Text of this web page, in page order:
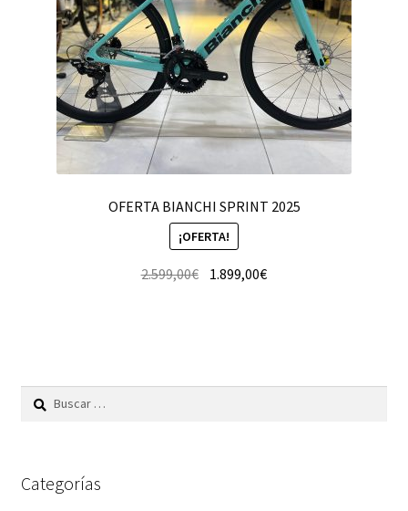
OFERTA BIANCHI SPRINT 2025
¡OFERTA!
2.599,00€ 1.899,00€
Buscar:
Categorías